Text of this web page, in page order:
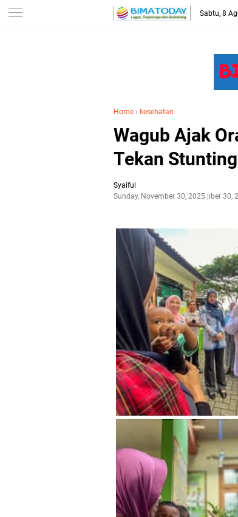
-->
Sabtu, 8
Home › kesehatan
Wagub Ajak
Tekan Stunting
Syaiful
Sunday, November 30, 2025November 30,